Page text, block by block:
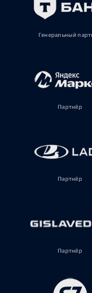
Генеральный
Партнёр
Партнёр
Партнёр